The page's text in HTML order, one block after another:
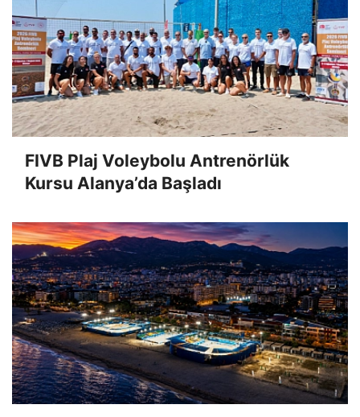
FIVB Plaj Voleybolu Antrenörlük
Kursu Alanya’da Başladı